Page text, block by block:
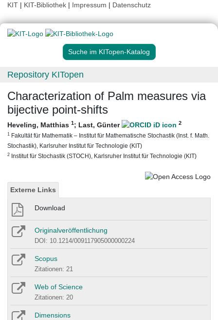
KIT | KIT-Bibliothek | Impressum | Datenschutz
Suche im KITopen-Katalog
Repository KITopen
Characterization of Palm measures via
bijective point-shifts
Heveling, Matthias 1; Last, Günter 2
1 Fakultät für Mathematik – Institut für Mathematische Stochastik (Inst. f. Math.
Stochastik), Karlsruher Institut für Technologie (KIT)
2 Institut für Stochastik (STOCH), Karlsruher Institut für Technologie (KIT)
Externe Links
Download
Originalveröffentlichung
DOI: 10.1214/009117905000000224
Scopus
Zitationen: 21
Web of Science
Zitationen: 20
Dimensions